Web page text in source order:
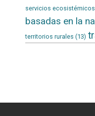
servicios ecosistémicos
basadas en la
territorios rurales (13)